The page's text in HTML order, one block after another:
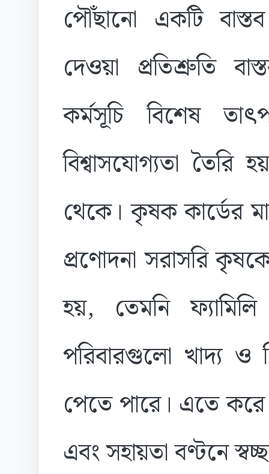
পৌঁছানো একটি
দেওয়া প্রতিশ্রুতি
কর্মসূচি বিশেষ
বিশ্বাসযোগ্যতা তৈরি
থেকে। কৃষক কার্ডের
প্রণোদনা সরাসরি
হয়, তেমনি ফ্যামিলি
পরিবারগুলো খাদ্য ও
পেতে পারে। এতে করে
এবং সহায়তা বণ্টনে